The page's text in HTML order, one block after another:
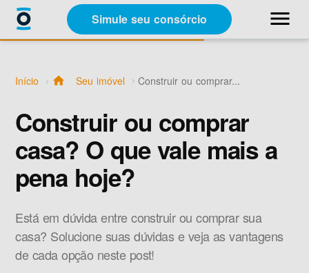
Simule seu consórcio menu
close
Categorias
Sobre a Racon
Início home Seu imóvel Construir ou comprar...
Construir ou comprar
casa? O que vale mais a
pena hoje?
Está em dúvida entre construir ou comprar sua
casa? Solucione suas dúvidas e veja as vantagens
de cada opção neste post!